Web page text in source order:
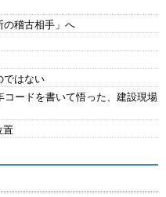
の稽古相手」へ
ではない
コードを書いて悟った、建設現場
置